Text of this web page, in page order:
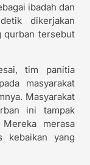
ibadah dan
dikerjakan
qurban tersebut
tim panitia
masyarakat
Masyarakat
ini tampak
merasa
kebaikan yang